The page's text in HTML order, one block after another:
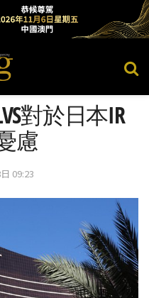
對於日本IR
慮
09:23